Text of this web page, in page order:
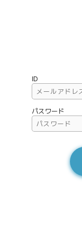
ID
パスワード